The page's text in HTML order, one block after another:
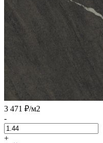
3 471 ₽/м2
-
+